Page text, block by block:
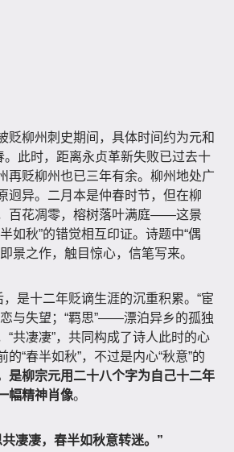
贬柳州刺史期间，具体时间约为元和
此时，距离永贞革新失败已过去十
再贬柳州也已三年有余。柳州地处广
迥异。二月本是仲春时节，但在柳
百花凋零，榕树落叶满庭——这景
如秋”的错觉相互印证。诗题中“偶
景之作，触目惊心，信笔写来。
，是十二年贬谪生涯的沉重积累。“宦
与失望；“羁思”——漂泊异乡的孤独
“共凄凄”，共同构成了诗人此时的心
“春半如秋”，不过是内心“秋意”的
是柳宗元用二十八个字为自己十二年
幅精神肖像。
凄凄，春半如秋意转迷。”